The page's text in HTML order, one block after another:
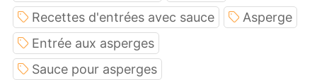
Recettes d'entrées avec sauce
Asperge
Entrée aux asperges
Sauce pour asperges